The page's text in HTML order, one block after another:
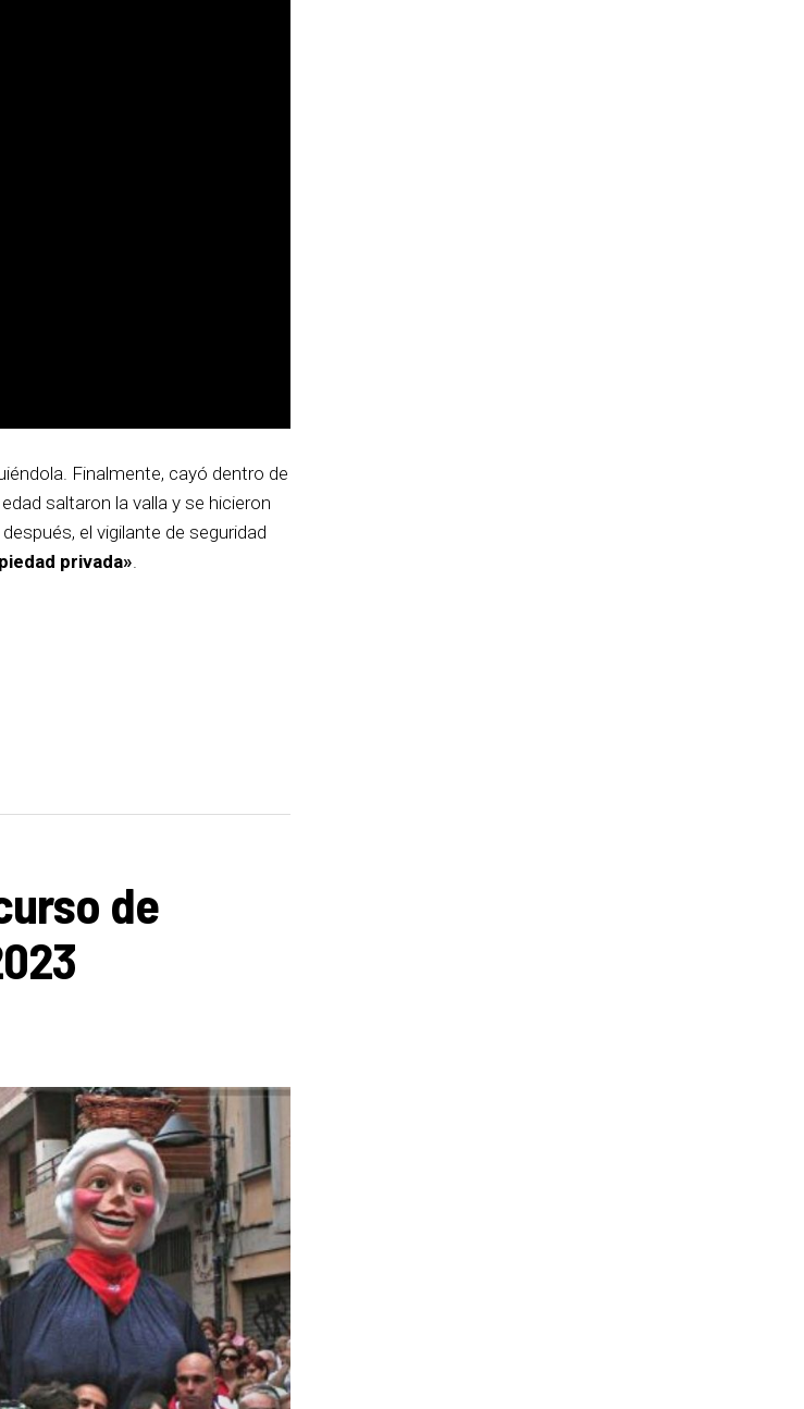
Finalmente, cayó dentro de
saltaron la valla y se hicieron
después, el vigilante de seguridad
privada»
de